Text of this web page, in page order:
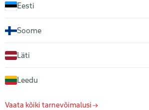
Eesti
Soome
Läti
Leedu
Vaata kõiki tarnevõimalusi